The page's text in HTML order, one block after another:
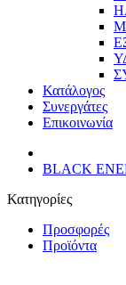
Κατάλογος
Συνεργάτες
Επικοινωνία
BLACK
Κατηγορίες
Προσφορές
Προϊόντα